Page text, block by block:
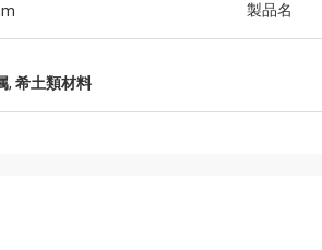
製品名
, 希土類材料